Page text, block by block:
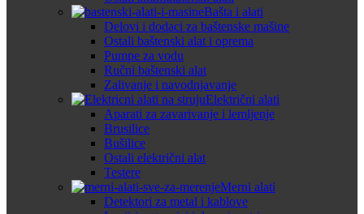
Bašta i alati
Delovi i dodaci za baštenske mašine
Ostali baštenski alat i oprema
Pumpe za vodu
Ručni baštenski alat
Zalivanje i navodnjavanje
Električni alati
Aparati za zavarivanje i lemljenje
Brusilice
Bušilice
Ostali električni alat
Testere
Merni alati
Detektori za metal i kablove